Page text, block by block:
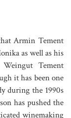
Armin Tement
as well as his
Tement
it has been one
during the 1990s
has pushed the
winemaking